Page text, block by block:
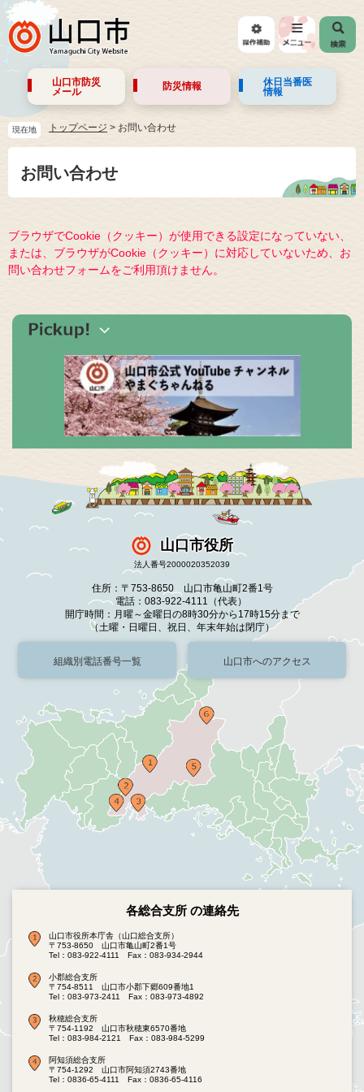
山口市防災
メール
防災情報
休日当番医
情報
現在地 トップページ > お問い合わせ
お問い合わせ
ブラウザでCookie（クッキー）が使用できる設定になっていない、
または、ブラウザがCookie（クッキー）に対応していないため、お
問い合わせフォームをご利用頂けません。
山口市役所
法人番号2000020352039
住所：〒753-8650 山口市亀山町2番1号
電話：083-922-4111（代表）
開庁時間：月曜～金曜日の8時30分から17時15分まで
（土曜・日曜日、祝日、年末年始は閉庁）
組織別電話番号一覧 山口市へのアクセス
各総合支所 の連絡先
山口市役所本庁舎（山口総合支所）
〒753-8650 山口市亀山町2番1号
Tel：083-922-4111
Fax：083-934-2944
小郡総合支所
〒754-8511 山口市小郡下郷609番地1
Tel：083-973-2411
Fax：083-973-4892
秋穂総合支所
〒754-1192 山口市秋穂東6570番地
Tel：083-984-2121
Fax：083-984-5299
阿知須総合支所
〒754-1292 山口市阿知須2743番地
Tel：0836-65-4111
Fax：0836-65-4116